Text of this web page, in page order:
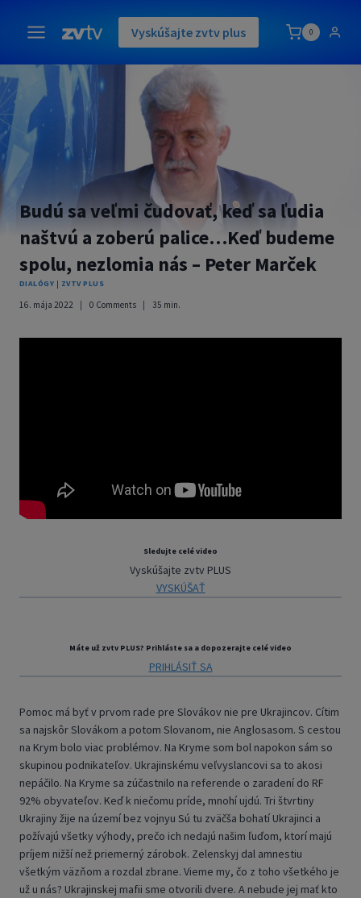
content
Vyskúšajte zvtv plus 0
Budú sa veľmi čudovať, keď sa ľudia
naštvú a zoberú palice…Keď budeme
spolu, nezlomia nás – Peter Marček
DIALÓGY | ZVTV PLUS
16. mája 2022 0 Comments 35 min.
Sledujte celé video
Vyskúšajte zvtv PLUS
VYSKÚŠAŤ
Máte už zvtv PLUS? Prihláste sa a dopozerajte celé video
PRIHLÁSIŤ SA
Pomoc má byť v prvom rade pre Slovákov nie pre Ukrajincov. Cítim
sa najskôr Slovákom a potom Slovanom, nie Anglosasom. S cestou
na Krym bolo viac problémov. Na Kryme som bol napokon sám so
skupinou podnikateľov. Ukrajinskému veľvyslancovi sa to akosi
nepáčilo. Na Kryme sa zúčastnilo na referende o zaradení do RF
92% obyvateľov. Keď k niečomu príde, mnohí ujdú. Tri štvrtiny
Ukrajiny žije na území bez vojnyu Sú tu zväčša bohatí Ukrajinci a
požívajú všetky výhody, prečo ich nedajú našim ľuďom, ktorí majú
príjem nižší než priemerný zárobok. Zelenskyj dal amnestiu
všetkým väzňom a rozdal zbrane. Vieme my, čo z toho všetkého je
už u nás? Ukrajinskej mafii sme otvorili dvere. A nebude jej mať kto